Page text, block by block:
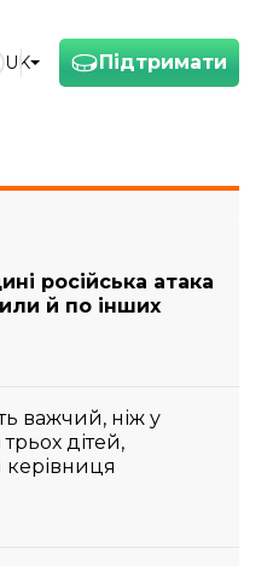
Підтримати
UK
російська атака
й по інших
важчий, ніж у
дітей,